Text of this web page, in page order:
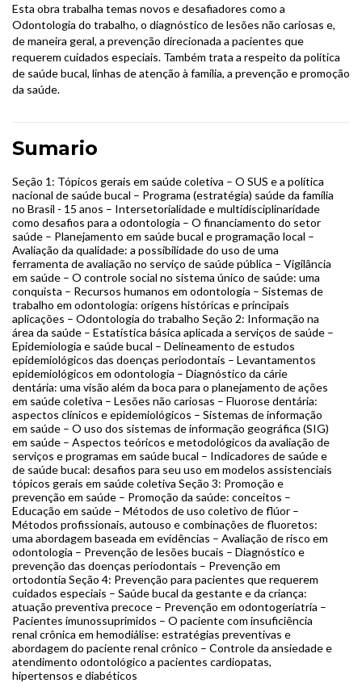
Esta obra trabalha temas novos e desafiadores como a
Odontologia do trabalho, o diagnóstico de lesões não cariosas e,
de maneira geral, a prevenção direcionada a pacientes que
requerem cuidados especiais. Também trata a respeito da política
de saúde bucal, linhas de atenção à família, a prevenção e promoção
da saúde.
Sumario
Seção 1: Tópicos gerais em saúde coletiva – O SUS e a política
nacional de saúde bucal – Programa (estratégia) saúde da família
no Brasil - 15 anos – Intersetorialidade e multidisciplinaridade
como desafios para a odontologia – O financiamento do setor
saúde – Planejamento em saúde bucal e programação local –
Avaliação da qualidade: a possibilidade do uso de uma
ferramenta de avaliação no serviço de saúde pública – Vigilância
em saúde – O controle social no sistema único de saúde: uma
conquista – Recursos humanos em odontologia – Sistemas de
trabalho em odontologia: origens históricas e principais
aplicações – Odontologia do trabalho Seção 2: Informação na
área da saúde – Estatística básica aplicada a serviços de saúde –
Epidemiologia e saúde bucal – Delineamento de estudos
epidemiológicos das doenças periodontais – Levantamentos
epidemiológicos em odontologia – Diagnóstico da cárie
dentária: uma visão além da boca para o planejamento de ações
em saúde coletiva – Lesões não cariosas – Fluorose dentária:
aspectos clínicos e epidemiológicos – Sistemas de informação
em saúde – O uso dos sistemas de informação geográfica (SIG)
em saúde – Aspectos teóricos e metodológicos da avaliação de
serviços e programas em saúde bucal – Indicadores de saúde e
de saúde bucal: desafios para seu uso em modelos assistenciais
tópicos gerais em saúde coletiva Seção 3: Promoção e
prevenção em saúde – Promoção da saúde: conceitos –
Educação em saúde – Métodos de uso coletivo de flúor –
Métodos profissionais, autouso e combinações de fluoretos:
uma abordagem baseada em evidências – Avaliação de risco em
odontologia – Prevenção de lesões bucais – Diagnóstico e
prevenção das doenças periodontais – Prevenção em
ortodontia Seção 4: Prevenção para pacientes que requerem
cuidados especiais – Saúde bucal da gestante e da criança:
atuação preventiva precoce – Prevenção em odontogeriatria –
Pacientes imunossuprimidos – O paciente com insuficiência
renal crônica em hemodiálise: estratégias preventivas e
abordagem do paciente renal crônico – Controle da ansiedade e
atendimento odontológico a pacientes cardiopatas,
hipertensos e diabéticos